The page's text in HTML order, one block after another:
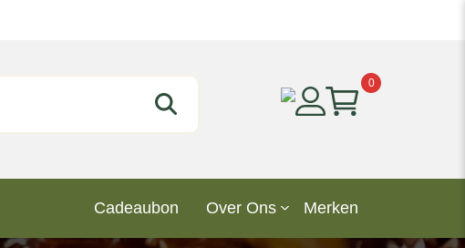
0
Cadeaubon Over Ons Merken